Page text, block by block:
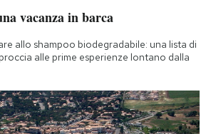
vacanza in barca
allo shampoo biodegradabile: una lista di
alle prime esperienze lontano dalla